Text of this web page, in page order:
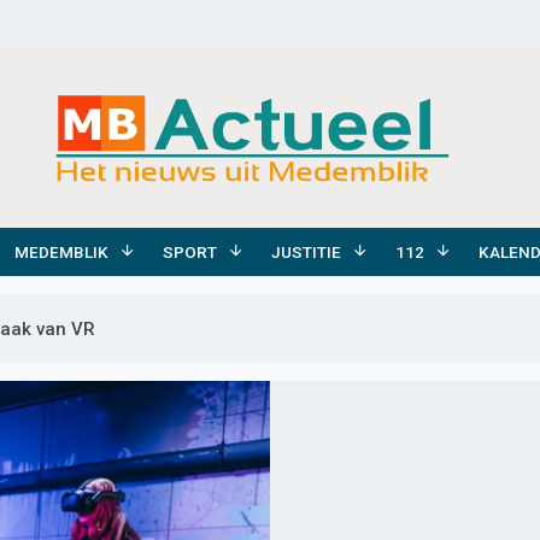
MEDEMBLIK SPORT JUSTITIE 112
van VR